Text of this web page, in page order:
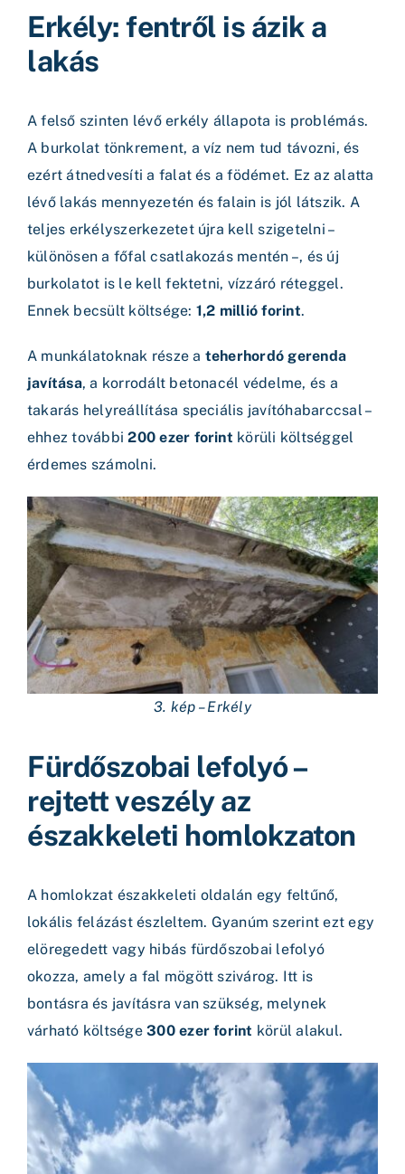
Erkély: fentről is ázik a
lakás
A felső szinten lévő erkély állapota is problémás.
A burkolat tönkrement, a víz nem tud távozni, és
ezért átnedvesíti a falat és a födémet. Ez az alatta
lévő lakás mennyezetén és falain is jól látszik. A
teljes erkélyszerkezetet újra kell szigetelni –
különösen a főfal csatlakozás mentén –, és új
burkolatot is le kell fektetni, vízzáró réteggel.
Ennek becsült költsége: 1,2 millió forint.
A munkálatoknak része a teherhordó gerenda
javítása, a korrodált betonacél védelme, és a
takarás helyreállítása speciális javítóhabarccsal –
ehhez további200 ezer forint körüli költséggel
érdemes számolni.
3. kép – Erkély
Fürdőszobai lefolyó –
rejtett veszély az
északkeleti homlokzaton
A homlokzat északkeleti oldalán egy feltűnő,
lokális felázást észleltem. Gyanúm szerint ezt egy
elöregedett vagy hibás fürdőszobai lefolyó
okozza, amely a fal mögött szivárog. Itt is
bontásra és javításra van szükség, melynek
várható költsége300 ezer forint körül alakul.